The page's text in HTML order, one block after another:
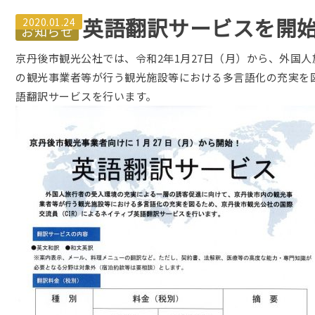
2020.01.24 英語翻訳サービスを開
京丹後市観光公社では、令和2年1月27日（月）から、外国
の観光事業者等が行う観光施設等における多言語化の充実
語翻訳サービスを行います。